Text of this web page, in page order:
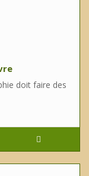
doit faire des